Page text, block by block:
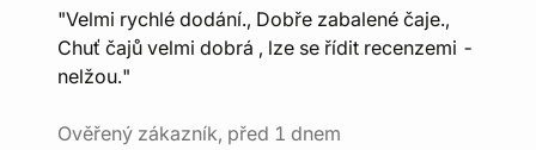
"Velmi rychlé dodání., Dobře zabalené čaje.,
Chuť čajů velmi dobrá , lze se řídit recenzemi -
nelžou."
Ověřený zákazník, před 1 dnem